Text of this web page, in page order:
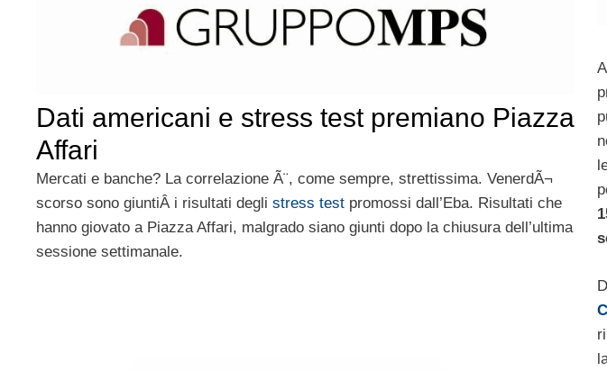
Dati americani e stress test premiano Piazza
Affari
Mercati e banche? La correlazione Ã¨, come sempre, strettissima. VenerdÃ¬
scorso sono giuntiÂ i risultati degli stress test promossi dall’Eba. Risultati che
hanno giovato a Piazza Affari, malgrado siano giunti dopo la chiusura dell’ultima
sessione settimanale.
A